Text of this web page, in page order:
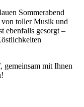
Sommerabend
von toller Musik und
ebenfalls gesorgt –
gemeinsam mit Ihnen